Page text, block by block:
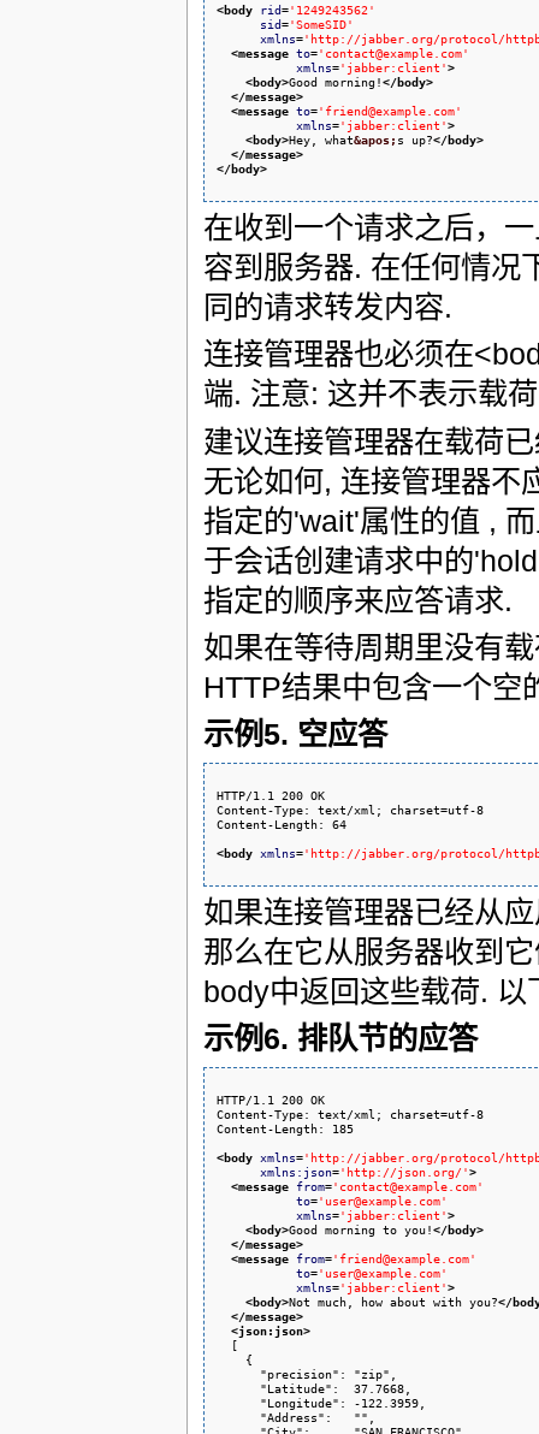
<body rid='1249243562'
sid='SomeSID'
xmlns='http://jabber.org/protocol/
<message to='contact@example.com'
xmlns='jabber:client'>
<body>Good morning!</body>
</message>
<message to='friend@example.com'
xmlns='jabber:client'>
<body>Hey, what&apos; s up?</body>
</message>
</body>
在收到一个请求之后，
容到服务器. 在任何情况
同的请求转发内容.
连接管理器也必须在
端. 注意: 这并不表示载
建议连接管理器在载荷
无论如何, 连接管理器不
指定的'wait'属性的值 ,
于会话创建请求中的
指定的顺序来应答请求.
如果在等待周期里没有
HTTP结果中包含一个空
示例5. 空应答
HTTP/1.1 200 OK
Content-Type: text/xml; charset=utf-8
Content-Length: 64
<body xmlns='http://jabber.org/protocol/
如果连接管理器已经从
那么在它从服务器收到
body中返回这些载荷.
示例6. 排队节的应答
HTTP/1.1 200 OK
Content-Type: text/xml; charset=utf-8
Content-Length: 185
<body xmlns='http://jabber.org/protocol/
xmlns:json='http://json.org/'>
<message from='contact@example.com'
to='user@example.com'
xmlns='jabber:client'>
<body>Good morning to you!</body>
</message>
<message from='friend@example.com'
to='user@example.com'
xmlns='jabber:client'>
<body>Not much, how about with you?</
</message>
<json:json>
  [
    {
      "precision": "zip",
      "Latitude":  37.7668,
      "Longitude": -122.3959,
      "Address":   "",